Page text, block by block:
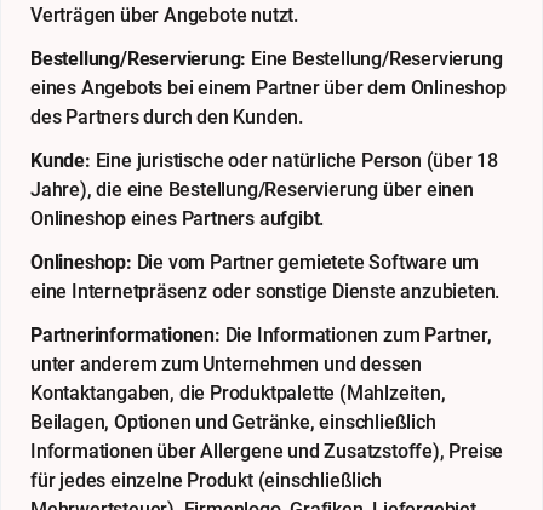
Verträgen über Angebote nutzt.
Bestellung/Reservierung: Eine Bestellung/Reservierung
eines Angebots bei einem Partner über dem Onlineshop
des Partners durch den Kunden.
Kunde: Eine juristische oder natürliche Person (über 18
Jahre), die eine Bestellung/Reservierung über einen
Onlineshop eines Partners aufgibt.
Onlineshop: Die vom Partner gemietete Software um
eine Internetpräsenz oder sonstige Dienste anzubieten.
Partnerinformationen: Die Informationen zum Partner,
unter anderem zum Unternehmen und dessen
Kontaktangaben, die Produktpalette (Mahlzeiten,
Beilagen, Optionen und Getränke, einschließlich
Informationen über Allergene und Zusatzstoffe), Preise
für jedes einzelne Produkt (einschließlich